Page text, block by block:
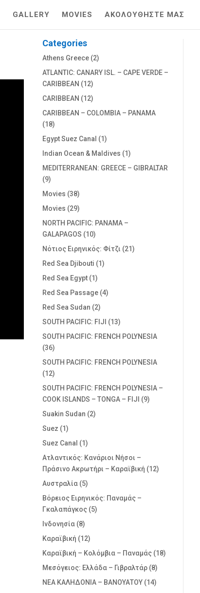
GALLERY MOVIES ΑΚΟΛΟΥΘΗΣΤΕ ΜΑΣ
Categories
Athens Greece(2)
ATLANTIC: CANARY ISL. – CAPE VERDE –
CARIBBEAN (12)
CARIBBEAN (12)
CARIBBEAN – COLOMBIA – PANAMA
(18)
Egypt Suez Canal (1)
Indian Ocean & Maldives (1)
MEDITERRANEAN: GREECE – GIBRALTAR
(9)
Movies (38)
Movies (29)
NORTH PACIFIC: PANAMA –
GALAPAGOS (10)
Nότιος Ειρηνικός: Φίτζι (21)
Red Sea Djibouti (1)
Red Sea Egypt(1)
Red Sea Passage(4)
Red Sea Sudan (2)
SOUTH PACIFIC: FIJI (13)
SOUTH PACIFIC: FRENCH POLYNESIA
(36)
SOUTH PACIFIC: FRENCH POLYNESIA
(12)
SOUTH PACIFIC: FRENCH POLYNESIA –
COOK ISLANDS – TONGA – FIJI (9)
Suakin Sudan (2)
Suez (1)
Suez Canal (1)
Ατλαντικός: Κανάριοι Νήσοι –
Πράσινο Ακρωτήρι – Καραϊβική (12)
Αυστραλία(5)
Βόρειος Ειρηνικός: Παναμάς –
Γκαλαπάγκος(5)
Ινδονησία(8)
Καραϊβική (12)
Καραϊβική – Κολόμβια – Παναμάς(18)
Μεσόγειος: Ελλάδα – Γιβραλτάρ(8)
ΝΕΑ ΚΑΛΗΔΟΝΙΑ – ΒΑΝΟΥΑΤΟΥ(14)